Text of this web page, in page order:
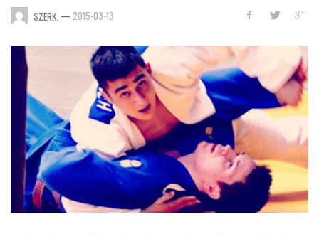
SZERK. — 2015-03-13